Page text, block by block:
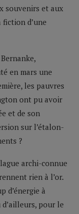
souvenirs et aux
d’une
en mars une
les pauvres
ont pu avoir
et de son
sur l’étalon-
?
archi-connue
rien à l’or.
d’énergie à
d’ailleurs, pour le